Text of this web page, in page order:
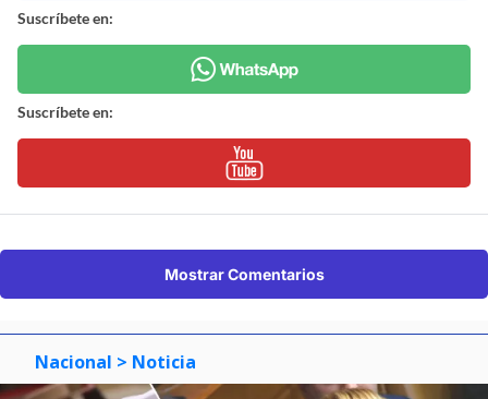
Suscríbete en:
Suscríbete en:
Mostrar Comentarios
Nacional > Noticia